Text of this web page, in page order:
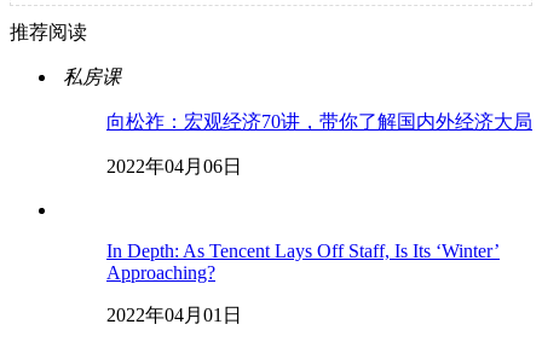
推荐阅读
私房课
向松祚：宏观经济70讲，带你了解国内外经济大局
2022年04月06日
In Depth: As Tencent Lays Off Staff, Is Its ‘Winter’
Approaching?
2022年04月01日